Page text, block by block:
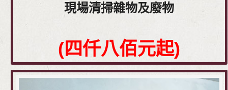
現場清掃雜物及廢物
(四仟八佰元起)